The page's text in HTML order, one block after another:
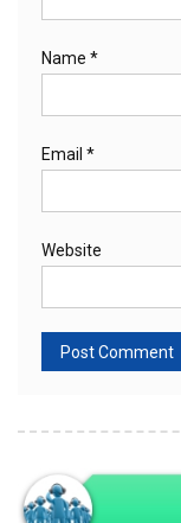
Name *
Email *
Website